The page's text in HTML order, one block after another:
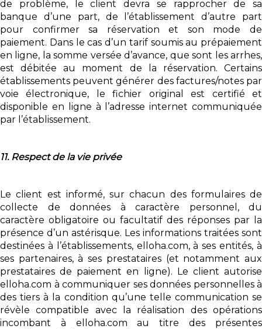
de problème, le client devra se rapprocher de sa
banque d’une part, de l’établissement d’autre part
pour confirmer sa réservation et son mode de
paiement. Dans le cas d’un tarif soumis au prépaiement
en ligne, la somme versée d’avance, que sont les arrhes,
est débitée au moment de la réservation. Certains
établissements peuvent générer des factures/notes par
voie électronique, le fichier original est certifié et
disponible en ligne à l’adresse internet communiquée
par l’établissement.
11. Respect de la vie privée
Le client est informé, sur chacun des formulaires de
collecte de données à caractère personnel, du
caractère obligatoire ou facultatif des réponses par la
présence d’un astérisque. Les informations traitées sont
destinées à l’établissements, elloha.com, à ses entités, à
ses partenaires, à ses prestataires (et notamment aux
prestataires de paiement en ligne). Le client autorise
elloha.com à communiquer ses données personnelles à
des tiers à la condition qu’une telle communication se
révèle compatible avec la réalisation des opérations
incombant à elloha.com au titre des présentes